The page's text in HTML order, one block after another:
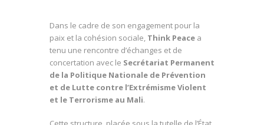
Dans le cadre de son engagement pour la
paix et la cohésion sociale, Think Peace a
tenu une rencontre d’échanges et de
concertation avec le Secrétariat Permanent
de la Politique Nationale de Prévention
et de Lutte contre l’Extrémisme Violent
et le Terrorisme au Mali.